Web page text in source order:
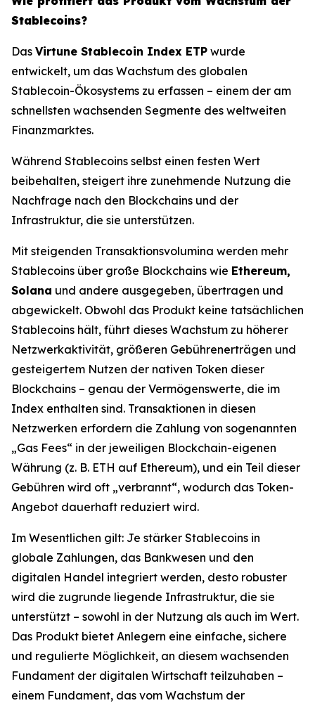
Stablecoins?
Das Virtune Stablecoin Index ETP wurde
entwickelt, um das Wachstum des globalen
Stablecoin-Ökosystems zu erfassen – einem der am
schnellsten wachsenden Segmente des weltweiten
Finanzmarktes.
Während Stablecoins selbst einen festen Wert
beibehalten, steigert ihre zunehmende Nutzung die
Nachfrage nach den Blockchains und der
Infrastruktur, die sie unterstützen.
Mit steigenden Transaktionsvolumina werden mehr
Stablecoins über große Blockchains wie Ethereum,
Solana und andere ausgegeben, übertragen und
abgewickelt. Obwohl das Produkt keine tatsächlichen
Stablecoins hält, führt dieses Wachstum zu höherer
Netzwerkaktivität, größeren Gebührenerträgen und
gesteigertem Nutzen der nativen Token dieser
Blockchains – genau der Vermögenswerte, die im
Index enthalten sind. Transaktionen in diesen
Netzwerken erfordern die Zahlung von sogenannten
„Gas Fees“ in der jeweiligen Blockchain-eigenen
Währung (z. B. ETH auf Ethereum), und ein Teil dieser
Gebühren wird oft „verbrannt“, wodurch das Token-
Angebot dauerhaft reduziert wird.
Im Wesentlichen gilt: Je stärker Stablecoins in
globale Zahlungen, das Bankwesen und den
digitalen Handel integriert werden, desto robuster
wird die zugrunde liegende Infrastruktur, die sie
unterstützt – sowohl in der Nutzung als auch im Wert.
Das Produkt bietet Anlegern eine einfache, sichere
und regulierte Möglichkeit, an diesem wachsenden
Fundament der digitalen Wirtschaft teilzuhaben –
einem Fundament, das vom Wachstum der